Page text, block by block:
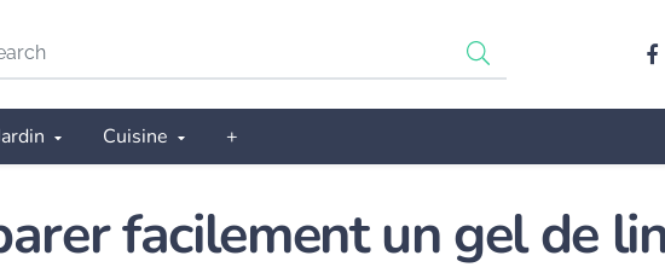
Cuisine +
facilement un gel de